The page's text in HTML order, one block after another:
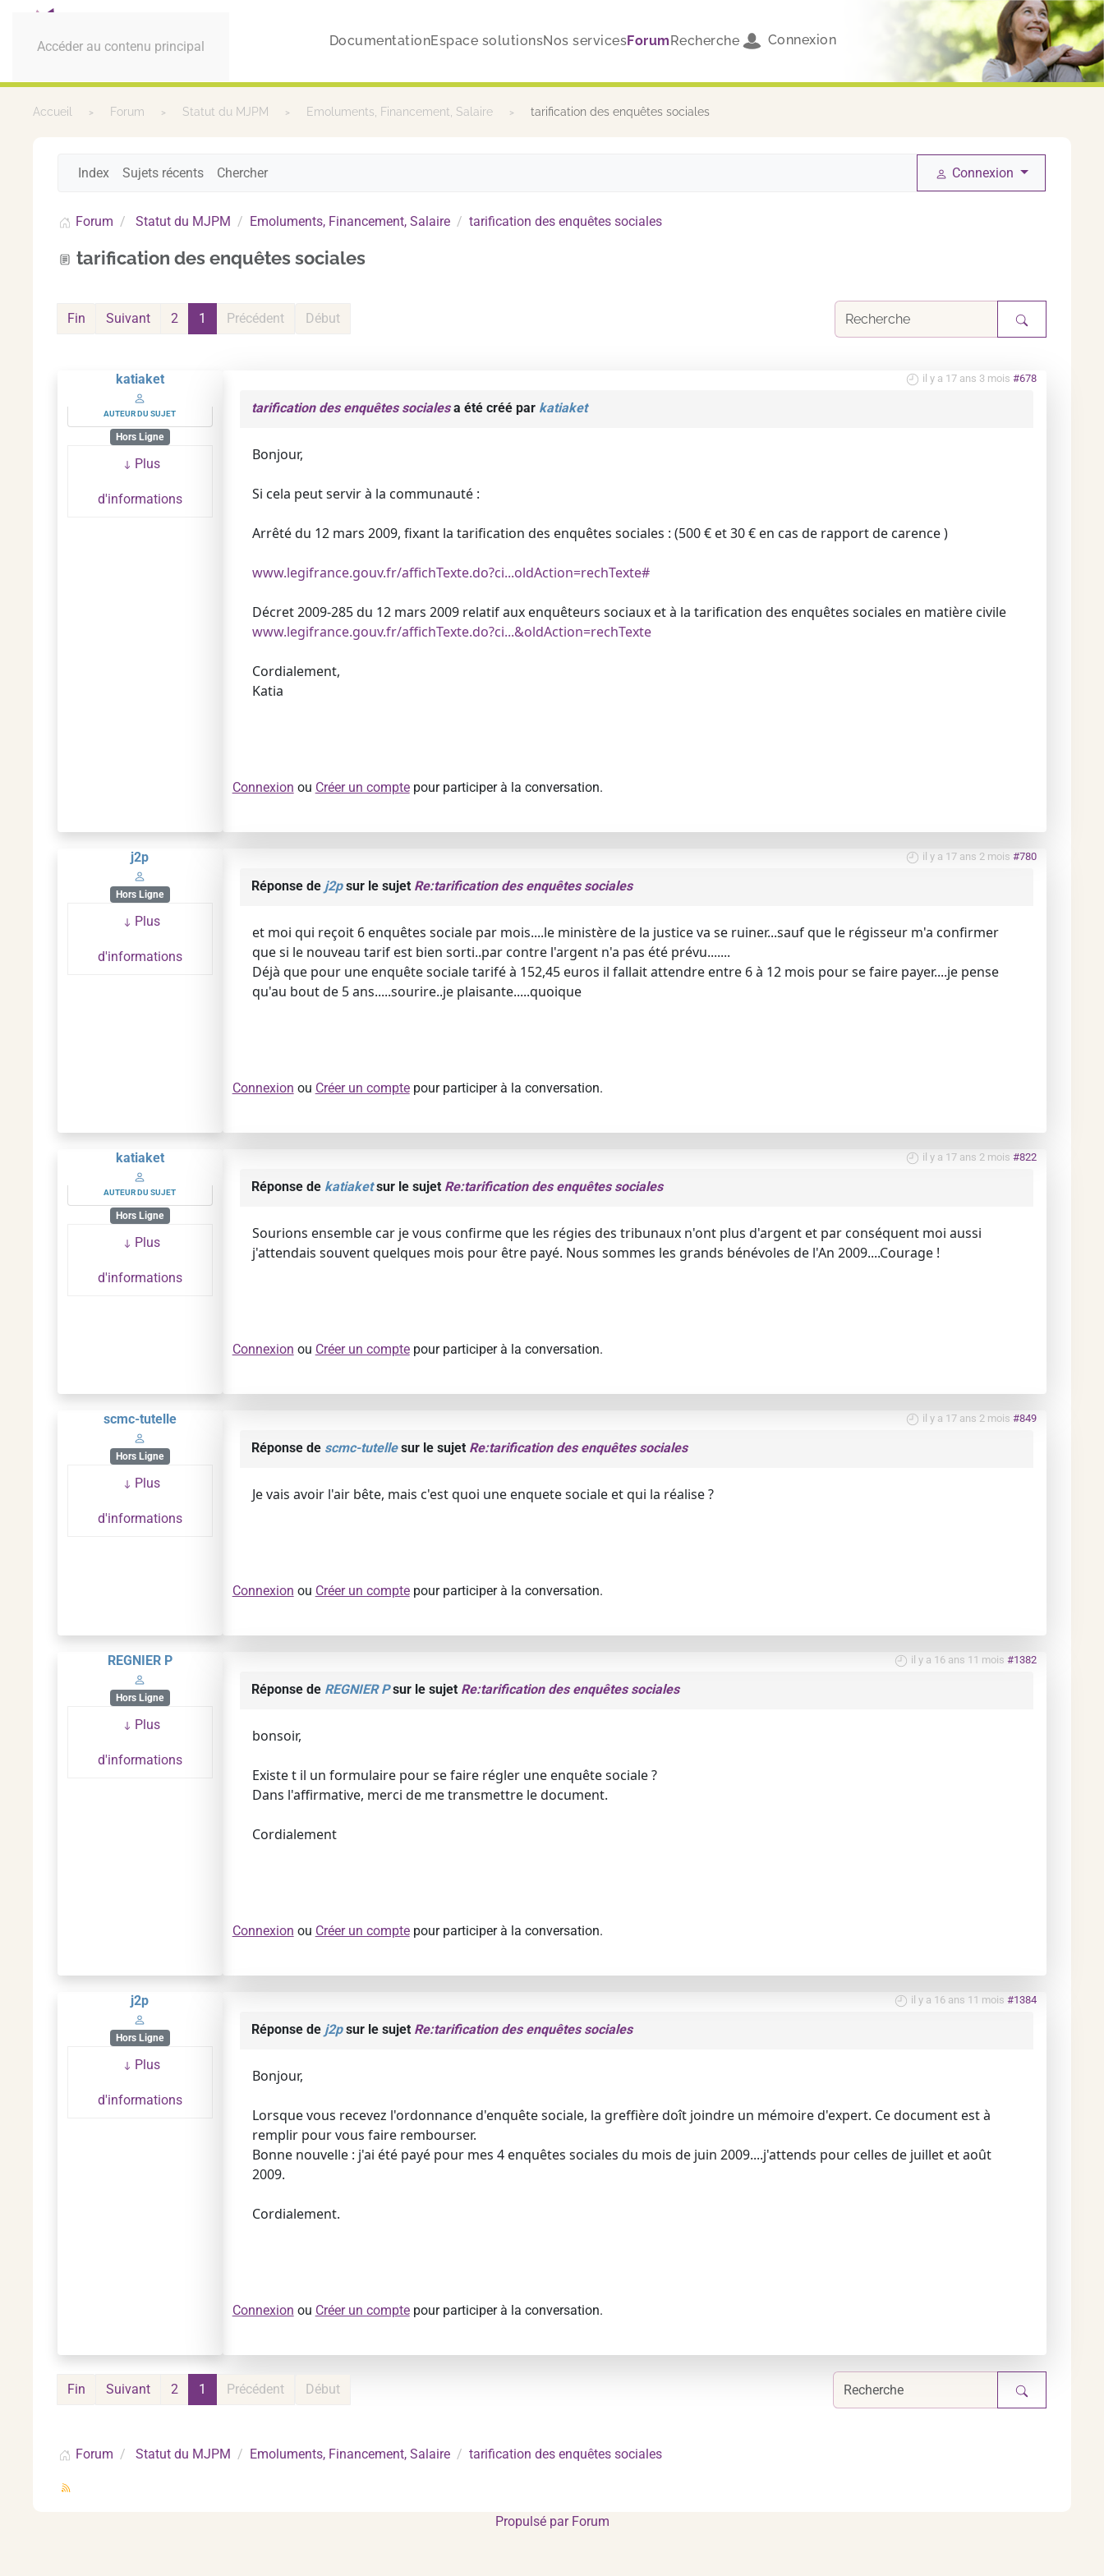
Accéder au contenu principal DocumentationEspace solutionsNos servicesForumRecherche Connexion
Accueil Forum Statut du MJPM Emoluments, Financement, Salaire tarification des enquêtes sociales
Index Sujets récents Chercher Connexion
Forum Statut du MJPM Emoluments, Financement, Salaire tarification des enquêtes sociales
tarification des enquêtes sociales
Début
Précédent
1
2
Suivant
Fin
katiaket
AUTEUR DU SUJET
Hors Ligne
Plus
d'informations
il y a 17 ans 3 mois #678
tarification des enquêtes socialesa été créé par katiaket
Bonjour,
Si cela peut servir à la communauté :
Arrêté du 12 mars 2009, fixant la tarification des enquêtes sociales : (500 € et 30 € en cas de rapport de carence )
www.legifrance.gouv.fr/affichTexte.do?ci...oldAction=rechTexte#
Décret 2009-285 du 12 mars 2009 relatif aux enquêteurs sociaux et à la tarification des enquêtes sociales en matière civile
www.legifrance.gouv.fr/affichTexte.do?ci...&oldAction=rechTexte
Cordialement,
Katia
Connexion ou Créer un comptepour participer à la conversation.
j2p
Hors Ligne
Plus
d'informations
il y a 17 ans 2 mois #780
Réponse de j2psur le sujet Re:tarification des enquêtes sociales
et moi qui reçoit 6 enquêtes sociale par mois....le ministère de la justice va se ruiner...sauf que le régisseur m'a confirmer
que si le nouveau tarif est bien sorti..par contre l'argent n'a pas été prévu.......
Déjà que pour une enquête sociale tarifé à 152,45 euros il fallait attendre entre 6 à 12 mois pour se faire payer....je pense
qu'au bout de 5 ans.....sourire..je plaisante.....quoique
Connexion ou Créer un comptepour participer à la conversation.
katiaket
AUTEUR DU SUJET
Hors Ligne
Plus
d'informations
il y a 17 ans 2 mois #822
Réponse de katiaketsur le sujet Re:tarification des enquêtes sociales
Sourions ensemble car je vous confirme que les régies des tribunaux n'ont plus d'argent et par conséquent moi aussi
j'attendais souvent quelques mois pour être payé. Nous sommes les grands bénévoles de l'An 2009....Courage !
Connexion ou Créer un comptepour participer à la conversation.
scmc-tutelle
Hors Ligne
Plus
d'informations
il y a 17 ans 2 mois #849
Réponse de scmc-tutellesur le sujet Re:tarification des enquêtes sociales
Je vais avoir l'air bête, mais c'est quoi une enquete sociale et qui la réalise ?
Connexion ou Créer un comptepour participer à la conversation.
REGNIER P
Hors Ligne
Plus
d'informations
il y a 16 ans 11 mois #1382
Réponse de REGNIER Psur le sujet Re:tarification des enquêtes sociales
bonsoir,
Existe t il un formulaire pour se faire régler une enquête sociale ?
Dans l'affirmative, merci de me transmettre le document.
Cordialement
Connexion ou Créer un comptepour participer à la conversation.
j2p
Hors Ligne
Plus
d'informations
il y a 16 ans 11 mois #1384
Réponse de j2psur le sujet Re:tarification des enquêtes sociales
Bonjour,
Lorsque vous recevez l'ordonnance d'enquête sociale, la greffière doît joindre un mémoire d'expert. Ce document est à
remplir pour vous faire rembourser.
Bonne nouvelle : j'ai été payé pour mes 4 enquêtes sociales du mois de juin 2009....j'attends pour celles de juillet et août
2009.
Cordialement.
Connexion ou Créer un comptepour participer à la conversation.
Début
Précédent
1
2
Suivant
Fin
Forum Statut du MJPM Emoluments, Financement, Salaire tarification des enquêtes sociales
Propulsé par Forum